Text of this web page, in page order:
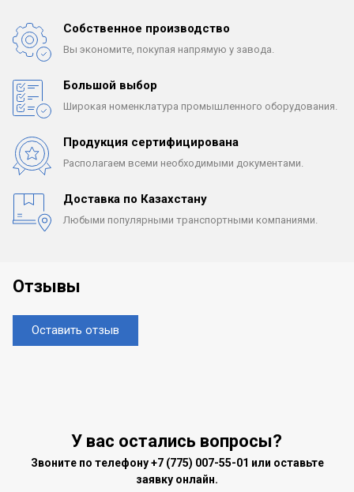
Собственное производство
Вы экономите, покупая напрямую у завода.
Большой выбор
Широкая номенклатура промышленного оборудования.
Продукция сертифицирована
Располагаем всеми необходимыми документами.
Доставка по Казахстану
Любыми популярными транспортными компаниями.
Отзывы
Оставить отзыв
У вас остались вопросы?
Звоните по телефону+7 (775) 007-55-01 или оставьте
заявку онлайн.